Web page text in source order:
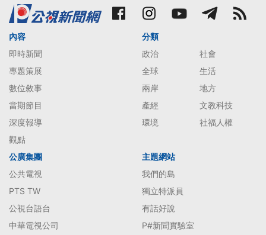
內容
即時新聞
專題策展
數位敘事
當期節目
深度報導
觀點
分類
政治
社會
全球
生活
兩岸
地方
產經
文教科技
環境
社福人權
公廣集團
公共電視
PTS TW
公視台語台
中華電視公司
主題網站
我們的島
獨立特派員
有話好說
P#新聞實驗室